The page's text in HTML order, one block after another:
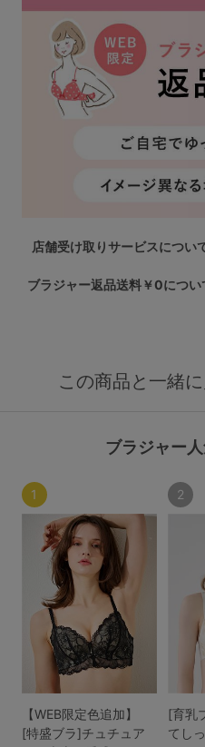
店舗受け取りサービスについ
ブラジャー返品送料￥0につい
この商品と一緒
ブラジャー
1
【WEB限定色追加】
[特盛ブラ]チュチュア
2
[育乳
てし